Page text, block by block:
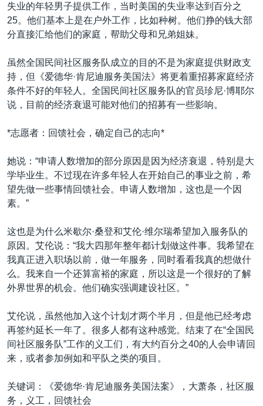
失业的年轻男子提供工作，当时美国的失业率达到百分之
25。他们基本上是在户外工作，比如种树。他们挣的钱大部
分直接汇给他们的家庭，帮助父母和兄弟姐妹。
虽然全国民间社区服务队成立的目的不是为家庭提供财政支
持，但《爱德华·肯尼迪服务美国法》将更着重招募家庭经济
条件不好的年轻人。全国民间社区服务队的官员珍尼·博耶尔
说，目前的经济衰退可能对他们的招募有一些影响。
*志愿者：回馈社会，确定自己的志向*
她说：“申请人数增加的部分原因是因为经济衰退，特别是大
学毕业生。不过现在许多年轻人在开始自己的事业之前，希
望先做一些事情回馈社会。申请人数增加，这也是一个因
素。”
这也是为什么米歇尔·桑登和艾伦·维尔瑞希望加入服务队的
原因。艾伦说：“我大四那年整年都计划做这件事。我希望在
我真正进入职场以前，做一年服务，同时看看我真的想做什
么。我来自一个还算富裕的家庭，所以这是一个很好的了解
外界世界的机会。他们确实强调建设社区。”
艾伦说，虽然他加入这个计划才两个半月，但是他已经考虑
再签约延长一年了。很多人都有这种感觉。结束了在“全国民
间社区服务队”工作的义工们，有大约百分之40的人会申请回
来，或者参加例如和平队之类的项目。
关键词：《爱德华·肯尼迪服务美国法案》，大萧条，社区服
务，义工，回馈社会